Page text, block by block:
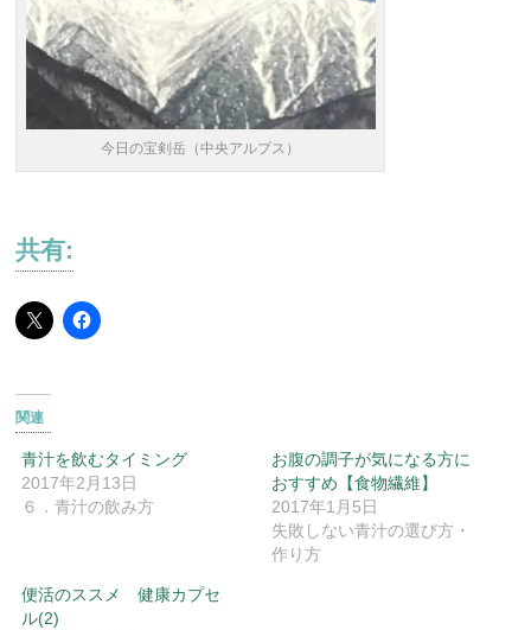
今日の宝剣岳（中央アルプス）
共有:
関連
青汁を飲むタイミング
2017年2月13日
６．青汁の飲み方
お腹の調子が気になる方に
おすすめ【食物繊維】
2017年1月5日
失敗しない青汁の選び方・
作り方
便活のススメ 健康カプセ
ル(2)